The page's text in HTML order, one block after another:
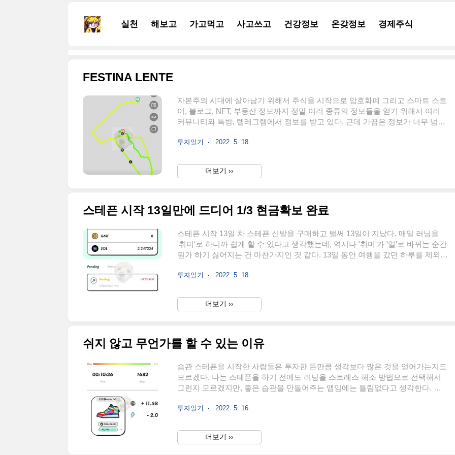
실천 해보고 가고먹고 사고쓰고 건강정보 온갖정보 경제주식
FESTINA LENTE
자본주의 시대에 살아남기 위해서 주식을 시작으로 암호화폐 그리고 스마트 스토
어, 블로그, NFT, 부동산 정보까지 정말 여러 종류의 정보들을 얻기 위해서 여러
커뮤니티와 톡방, 텔레그램에서 정보를 받고 있다. 근데 가끔은 정보가 너무 넘쳐
정보가 너무 넘쳐서 괴로운 게 아니라 이것도, 저것도 모두 다 너무 매력적이고 반
다. Festina Lente 무슨 뜻이게 네이버 영어사전 미국/영국식 발음, 여러 종류의 출
판사 사전 뜻풀이, 풍부한 유의어/반의어, 대표사전 설정 기능, 상세검색 기능, 영
투자일기 2022. 5. 18.
더보기 ››
스테픈 시작 13일만에 드디어 1/3 현금확보 완료
스테픈 시작 13일 차 스테픈 신발을 구매하고 벌써 13일이 지났다. 매일 러닝을
'취미'로 하니까 쉽게 할 수 있다고 생각했는데, 역시나 '취미'가 '일'로 바뀌는 순간
뭔가 하기 싫어지는 건 마찬가지인 것 같다. 13일 동안 여행을 갔던 하루를 제외하
하고 있는데 13일이면 적어도 50만 원을 멘징 했어야 정상인데 신발 업그레이드
(stepN) 알아보고 GST 채굴해서 돈 벌어보자 스테픈(stepN)이라는 것을 알게 되
면서 'M2E(Move To Earn)'에 대해 알게 되었다. 걷거나 뛰면서 돈을 번다는 개념
투자일기 2022. 5. 18.
더보기 ››
쉬지 않고 무언가를 할 수 있는 이유
습관 스테픈을 시작한 사람들은 투자한 돈만큼 생각보다 많은 것을 얻어가는지도
모르겠다. 나는 스테픈을 하기 전에도 러닝을 스트레스 해소 방법으로 선택해서
그런지 모르겠지만, 좋은 습관을 만들어주는 앱임에는 틀림없다고 생각한다. 물
자동으로 되기 때문에 무조건 옷 갈아입고 밖으로 나갈 수밖에 없도록 돈을 투자
라는 것을 알게 되면서 'M2E(Move To Earn)'에 대해 알게 되었다. 걷거나 뛰면서
돈을 번다는 개념을 확장시켜서 지금 엄청난 열풍을 일으키고 있는 앱이다. 그저
투자일기 2022. 5. 16.
더보기 ››